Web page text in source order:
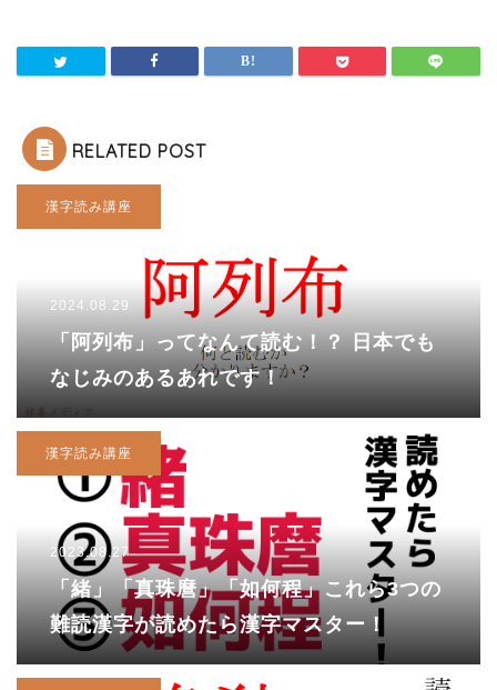
RELATED POST
漢字読み講座
2024.08.29
「阿列布」ってなんて読む！？ 日本でも
なじみのあるあれです！
漢字読み講座
2023.08.27
「緒」「真珠麿」「如何程」これら3つの
難読漢字が読めたら漢字マスター！